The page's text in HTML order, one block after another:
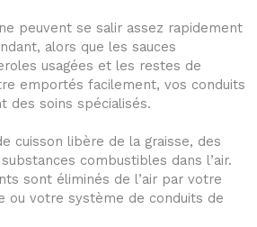
peuvent se salir assez rapidement
alors que les sauces
usagées et les restes de
emportés facilement, vos conduits
des soins spécialisés.
cuisson libère de la graisse, des
combustibles dans l’air.
sont éliminés de l’air par votre
ou votre système de conduits de